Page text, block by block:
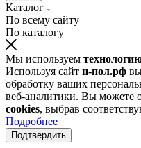
Каталог
По всему сайту
По каталогу
Мы используем
Используя сайт н-пол.рф
обработку ваших
веб-аналитики. Вы можете
cookies, выбрав
Подробнее
Подтвердить